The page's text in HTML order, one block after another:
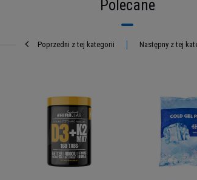
Polecane
Poprzedni z tej kategorii Następny z tej